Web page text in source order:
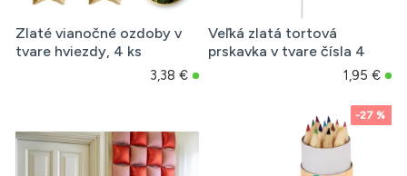
Zlaté vianočné ozdoby v
tvare hviezdy, 4 ks
3,38 €
Veľká zlatá tortová
prskavka v tvare čísla 4
1,95 €
-27 %